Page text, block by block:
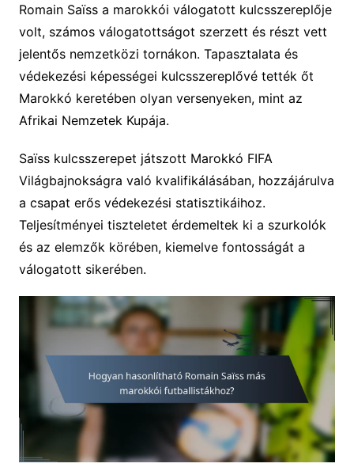
Romain Saïss a marokkói válogatott kulcsszereplője
volt, számos válogatottságot szerzett és részt vett
jelentős nemzetközi tornákon. Tapasztalata és
védekezési képességei kulcsszereplővé tették őt
Marokkó keretében olyan versenyeken, mint az
Afrikai Nemzetek Kupája.
Saïss kulcsszerepet játszott Marokkó FIFA
Világbajnokságra való kvalifikálásában, hozzájárulva
a csapat erős védekezési statisztikáihoz.
Teljesítményei tiszteletet érdemeltek ki a szurkolók
és az elemzők körében, kiemelve fontosságát a
válogatott sikerében.